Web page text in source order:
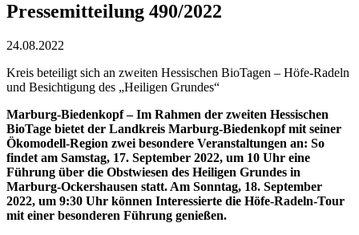
Pressemitteilung 490/2022
24.08.2022
Kreis beteiligt sich an zweiten Hessischen BioTagen – Höfe-Radeln
und Besichtigung des „Heiligen Grundes“
Marburg-Biedenkopf – Im Rahmen der zweiten Hessischen
BioTage bietet der Landkreis Marburg-Biedenkopf mit seiner
Ökomodell-Region zwei besondere Veranstaltungen an: So
findet am Samstag, 17. September 2022, um 10 Uhr eine
Führung über die Obstwiesen des Heiligen Grundes in
Marburg-Ockershausen statt. Am Sonntag, 18. September
2022, um 9:30 Uhr können Interessierte die Höfe-Radeln-Tour
mit einer besonderen Führung genießen.